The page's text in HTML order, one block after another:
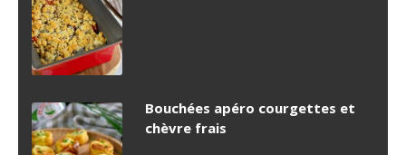
Bouchées apéro courgettes et
chèvre frais